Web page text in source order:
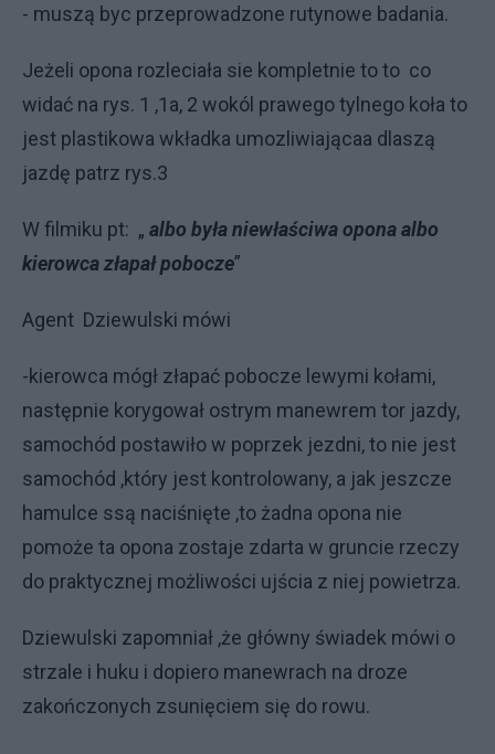
- muszą byc przeprowadzone rutynowe badania.
Jeżeli opona rozleciała sie kompletnie to to co
widać na rys. 1 ,1a, 2 wokól prawego tylnego koła to
jest plastikowa wkładka umozliwiającaa dlaszą
jazdę patrz rys.3
W filmiku pt: „ albo była niewłaściwa opona albo
kierowca złapał pobocze”
Agent Dziewulski mówi
-kierowca mógł złapać pobocze lewymi kołami,
następnie korygował ostrym manewrem tor jazdy,
samochód postawiło w poprzek jezdni, to nie jest
samochód ,który jest kontrolowany, a jak jeszcze
hamulce ssą naciśnięte ,to żadna opona nie
pomoże ta opona zostaje zdarta w gruncie rzeczy
do praktycznej możliwości ujścia z niej powietrza.
Dziewulski zapomniał ,że główny świadek mówi o
strzale i huku i dopiero manewrach na droze
zakończonych zsunięciem się do rowu.